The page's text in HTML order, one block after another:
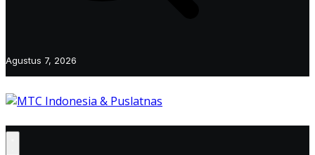
Agustus 7, 2026